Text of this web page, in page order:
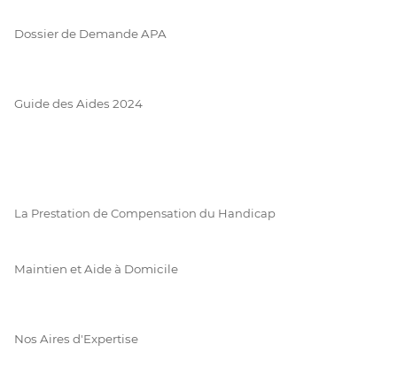
Dossier de Demande APA
Guide des Aides 2024
La Prestation de Compensation du Handicap
Maintien et Aide à Domicile
Nos Aires d'Expertise